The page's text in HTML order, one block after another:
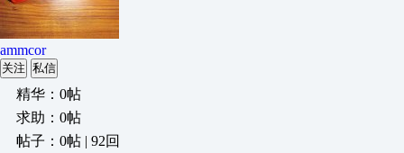
ammcor
关注 私信
精华：0帖
求助：0帖
帖子：0帖 | 92回